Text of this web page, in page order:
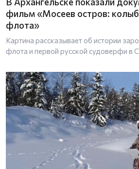
фильм «Мосеев остров:
флота»
Картина рассказывает об истории
флота и первой русской судоверфи в